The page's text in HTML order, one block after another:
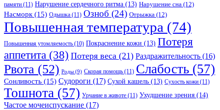
памяти (11) Нарушение сердечного ритма (13) Нарушение сна (12)
Насморк (15) Одышка (11) Озноб (24) Отрыжка (12)
Повышенная температура (74)
Повышенная утомляемость (10) Покраснение кожи (13) Потеря
аппетита (38) Потеря веса (21) Раздражительность (16)
Рвота (52) Роды (9) Скорая помощь (11) Слабость (57)
Сонливость (15) Судороги (17) Сухой кашель (13) Сухость кожи (11)
Тошнота (57) Урчание в животе (11) Ухудшение зрения (14)
Частое мочеиспускание (17)